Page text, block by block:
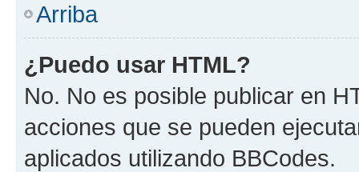
Arriba
¿Puedo usar HTML?
No. No es posible publicar en
acciones que se pueden
aplicados utilizando BBCodes.